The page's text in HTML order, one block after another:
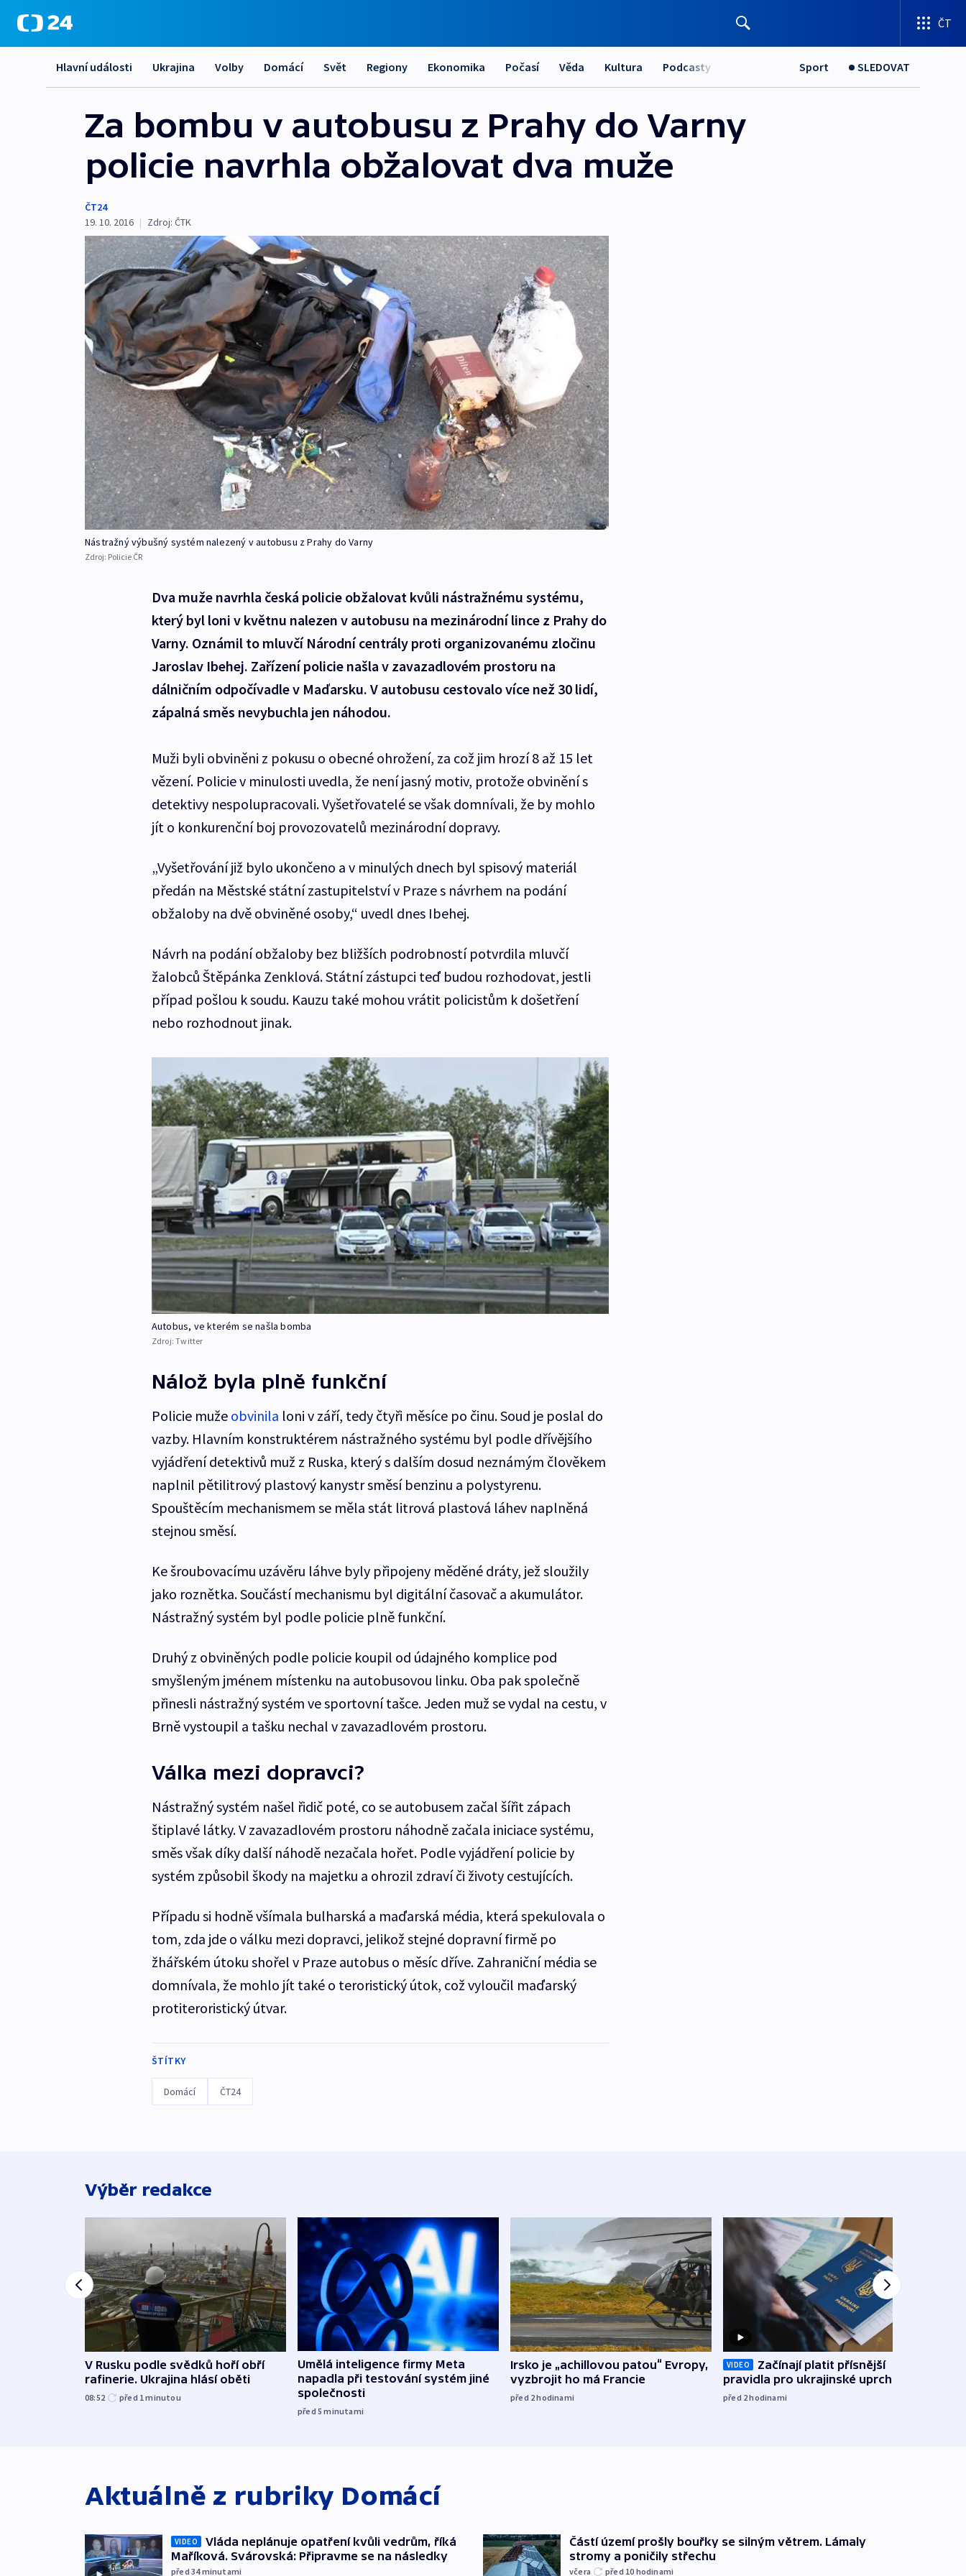
ČT
Hlavní události Ukrajina Volby Domácí Svět Regiony Ekonomika Počasí Věda Kultura Podcasty Sport SLEDOVAT
Za bombu v autobusu z Prahy do Varny
policie navrhla obžalovat dva muže
ČT24
19. 10. 2016 | Zdroj: ČTK
Nástražný výbušný systém nalezený v autobusu z Prahy do Varny
Zdroj: Policie ČR
Dva muže navrhla česká policie obžalovat kvůli nástražnému systému,
který byl loni v květnu nalezen v autobusu na mezinárodní lince z Prahy do
Varny. Oznámil to mluvčí Národní centrály proti organizovanému zločinu
Jaroslav Ibehej. Zařízení policie našla v zavazadlovém prostoru na
dálničním odpočívadle v Maďarsku. V autobusu cestovalo více než 30 lidí,
zápalná směs nevybuchla jen náhodou.
Muži byli obviněni z pokusu o obecné ohrožení, za což jim hrozí 8 až 15 let
vězení. Policie v minulosti uvedla, že není jasný motiv, protože obvinění s
detektivy nespolupracovali. Vyšetřovatelé se však domnívali, že by mohlo
jít o konkurenční boj provozovatelů mezinárodní dopravy.
„Vyšetřování již bylo ukončeno a v minulých dnech byl spisový materiál
předán na Městské státní zastupitelství v Praze s návrhem na podání
obžaloby na dvě obviněné osoby,“ uvedl dnes Ibehej.
Návrh na podání obžaloby bez bližších podrobností potvrdila mluvčí
žalobců Štěpánka Zenklová. Státní zástupci teď budou rozhodovat, jestli
případ pošlou k soudu. Kauzu také mohou vrátit policistům k došetření
nebo rozhodnout jinak.
Autobus, ve kterém se našla bomba
Zdroj:Twitter
Nálož byla plně funkční
Policie muže obvinila loni v září, tedy čtyři měsíce po činu. Soud je poslal do
vazby. Hlavním konstruktérem nástražného systému byl podle dřívějšího
vyjádření detektivů muž z Ruska, který s dalším dosud neznámým člověkem
naplnil pětilitrový plastový kanystr směsí benzinu a polystyrenu.
Spouštěcím mechanismem se měla stát litrová plastová láhev naplněná
stejnou směsí.
Ke šroubovacímu uzávěru láhve byly připojeny měděné dráty, jež sloužily
jako roznětka. Součástí mechanismu byl digitální časovač a akumulátor.
Nástražný systém byl podle policie plně funkční.
Druhý z obviněných podle policie koupil od údajného komplice pod
smyšleným jménem místenku na autobusovou linku. Oba pak společně
přinesli nástražný systém ve sportovní tašce. Jeden muž se vydal na cestu, v
Brně vystoupil a tašku nechal v zavazadlovém prostoru.
Válka mezi dopravci?
Nástražný systém našel řidič poté, co se autobusem začal šířit zápach
štiplavé látky. V zavazadlovém prostoru náhodně začala iniciace systému,
směs však díky další náhodě nezačala hořet. Podle vyjádření policie by
systém způsobil škody na majetku a ohrozil zdraví či životy cestujících.
Případu si hodně všímala bulharská a maďarská média, která spekulovala o
tom, zda jde o válku mezi dopravci, jelikož stejné dopravní firmě po
žhářském útoku shořel v Praze autobus o měsíc dříve. Zahraniční média se
domnívala, že mohlo jít také o teroristický útok, což vyloučil maďarský
protiteroristický útvar.
ŠTÍTKY
Domácí ČT24
Výběr redakce
V Rusku podle svědků hoří obří
rafinerie. Ukrajina hlásí oběti
08:52 před 1minutou
Umělá inteligence firmy Meta
napadla při testování systém jiné
společnosti
před 5minutami
Irsko je „achillovou patou“ Evropy,
vyzbrojit ho má Francie
před 2hodinami
VIDEO
Začínají platit přísnější
pravidla pro ukrajinské uprchlíky
před 2hodinami
Aktuálně z rubriky Domácí
VIDEO
Vláda neplánuje opatření kvůli vedrům, říká
Maříková. Svárovská: Připravme se na následky
před 34minutami
Částí území prošly bouřky se silným větrem. Lámaly
stromy a poničily střechu
včera před 10 hodinami